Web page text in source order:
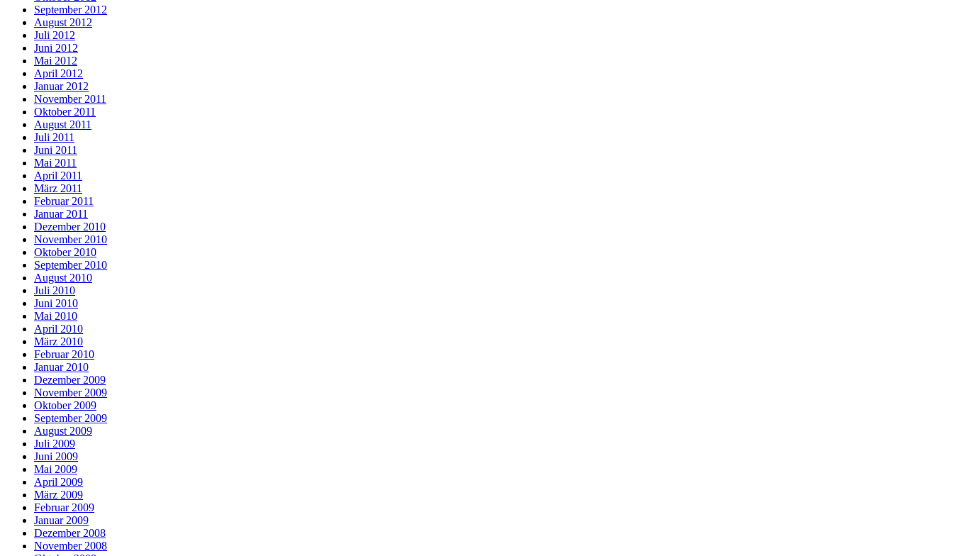
September 2012
August 2012
Juli 2012
Juni 2012
Mai 2012
April 2012
Januar 2012
November 2011
Oktober 2011
August 2011
Juli 2011
Juni 2011
Mai 2011
April 2011
März 2011
Februar 2011
Januar 2011
Dezember 2010
November 2010
Oktober 2010
September 2010
August 2010
Juli 2010
Juni 2010
Mai 2010
April 2010
März 2010
Februar 2010
Januar 2010
Dezember 2009
November 2009
Oktober 2009
September 2009
August 2009
Juli 2009
Juni 2009
Mai 2009
April 2009
März 2009
Februar 2009
Januar 2009
Dezember 2008
November 2008